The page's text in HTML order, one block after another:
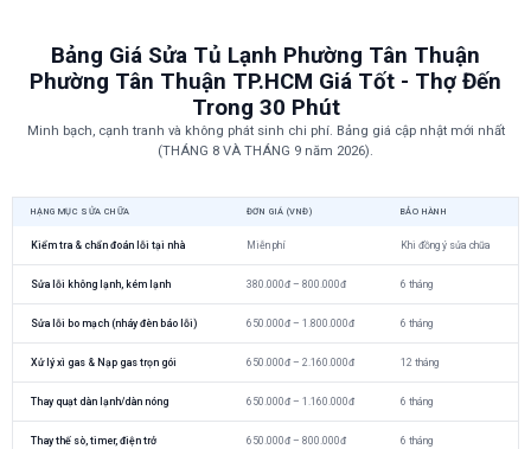
Bảng Giá Sửa Tủ Lạnh Phường Tân Thuận
Phường Tân Thuận TP.HCM Giá Tốt - Thợ Đến
Trong 30 Phút
Minh bạch, cạnh tranh và không phát sinh chi phí. Bảng giá cập nhật mới nhất
(THÁNG 8 VÀ THÁNG 9 năm 2026).
HẠNG MỤC SỬA CHỮA ĐƠN GIÁ (VNĐ) BẢO HÀNH
Kiểm tra & chẩn đoán lỗi tại nhà Miễn phí Khi đồng ý sửa chữa
Sửa lỗi không lạnh, kém lạnh 380.000đ – 800.000đ 6 tháng
Sửa lỗi bo mạch (nháy đèn báo lỗi) 650.000đ – 1.800.000đ 6 tháng
Xử lý xì gas & Nạp gas trọn gói 650.000đ – 2.160.000đ 12 tháng
Thay quạt dàn lạnh/dàn nóng 650.000đ – 1.160.000đ 6 tháng
Thay thế sò, timer, điện trở 650.000đ – 800.000đ 6 tháng